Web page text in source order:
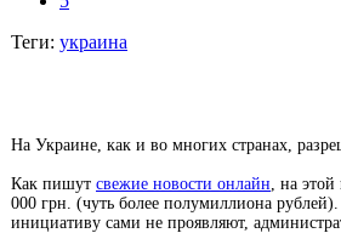
Теги: украина
На Украине, как и во многих странах,
Как пишут свежие новости онлайн , на
000 грн. (чуть более полумиллиона
инициативу сами не проявляют,